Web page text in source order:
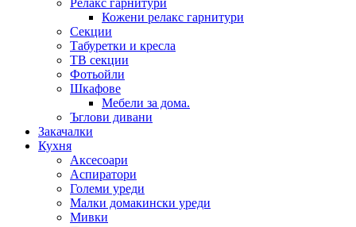
Релакс гарнитури
Кожени релакс гарнитури
Секции
Табуретки и кресла
ТВ секции
Фотьойли
Шкафове
Мебели за дома.
Ъглови дивани
Закачалки
Кухня
Аксесоари
Аспиратори
Големи уреди
Малки домакински уреди
Мивки